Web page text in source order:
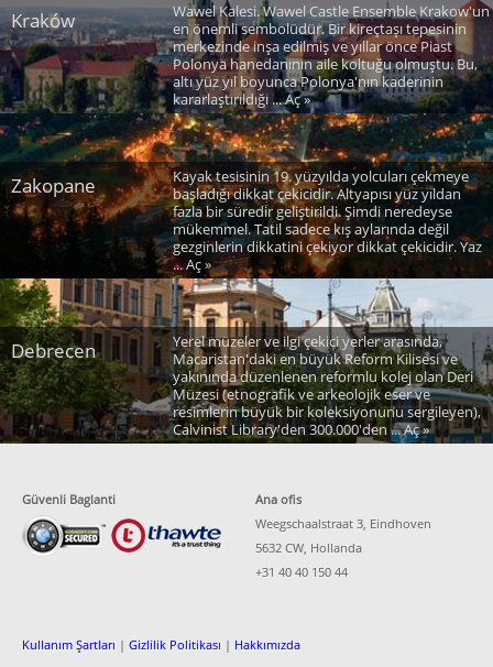
Kraków
Wawel Kalesi. Wawel Castle Ensemble Krakow'un
en önemli sembolüdür. Bir kireçtaşı tepesinin
merkezinde inşa edilmiş ve yıllar önce Piast
Polonya hanedanının aile koltuğu olmuştu. Bu,
altı yüz yıl boyunca Polonya'nın kaderinin
kararlaştırıldığı ... Aç »
Zakopane
Kayak tesisinin 19. yüzyılda yolcuları çekmeye
başladığı dikkat çekicidir. Altyapısı yüz yıldan
fazla bir süredir geliştirildi. Şimdi neredeyse
mükemmel. Tatil sadece kış aylarında değil
gezginlerin dikkatini çekiyor dikkat çekicidir. Yaz
... Aç »
Debrecen
Yerel müzeler ve ilgi çekici yerler arasında,
Macaristan'daki en büyük Reform Kilisesi ve
yakınında düzenlenen reformlu kolej olan Deri
Müzesi (etnografik ve arkeolojik eser ve
resimlerin büyük bir koleksiyonunu sergileyen),
Calvinist Library'den 300.000'den ... Aç »
Güvenli Baglanti
Ana ofis
Weegschaalstraat 3, Eindhoven
5632 CW, Hollanda
+31 40 40 150 44
Kullanım Şartları | Gizlilik Politikası | Hakkımızda